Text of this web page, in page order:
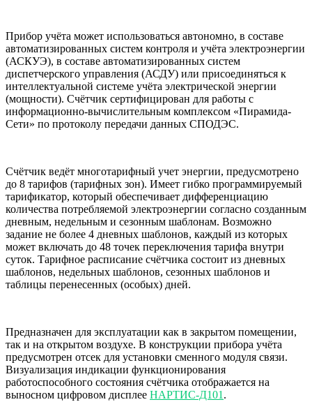
Прибор учёта может использоваться автономно, в составе
автоматизированных систем контроля и учёта электроэнергии
(АСКУЭ), в составе автоматизированных систем
диспетчерского управления (АСДУ) или присоединяться к
интеллектуальной системе учёта электрической энергии
(мощности). Счётчик сертифицирован для работы с
информационно-вычислительным комплексом «Пирамида-
Сети» по протоколу передачи данных СПОДЭС.
Счётчик ведёт многотарифный учет энергии, предусмотрено
до 8 тарифов (тарифных зон). Имеет гибко программируемый
тарификатор, который обеспечивает дифференциацию
количества потребляемой электроэнергии согласно созданным
дневным, недельным и сезонным шаблонам. Возможно
задание не более 4 дневных шаблонов, каждый из которых
может включать до 48 точек переключения тарифа внутри
суток. Тарифное расписание счётчика состоит из дневных
шаблонов, недельных шаблонов, сезонных шаблонов и
таблицы перенесенных (особых) дней.
Предназначен для эксплуатации как в закрытом помещении,
так и на открытом воздухе. В конструкции прибора учёта
предусмотрен отсек для установки сменного модуля связи.
Визуализация индикации функционирования
работоспособного состояния счётчика отображается на
выносном цифровом дисплее НАРТИС-Д101 .